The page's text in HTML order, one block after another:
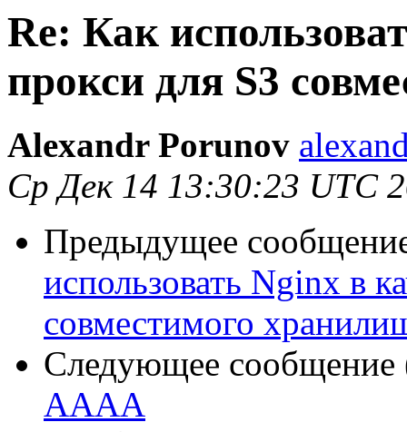
Re: Как
прокси для S3
Alexandr Porunov
Ср Дек 14 13:30:23 UTC
Предыдущее
использовать Nginx в
совместимого
Следующее сообщение
AAAA